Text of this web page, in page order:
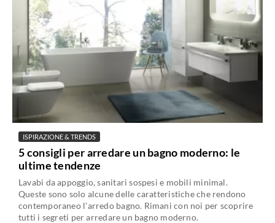
ISPIRAZIONE & TRENDS
5 consigli per arredare un bagno moderno: le
ultime tendenze
Lavabi da appoggio, sanitari sospesi e mobili minimal.
Queste sono solo alcune delle caratteristiche che rendono
contemporaneo l'arredo bagno. Rimani con noi per scoprire
tutti i segreti per arredare un bagno moderno.